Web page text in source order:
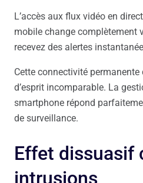
L’accès aux flux vidéo en
mobile change complètement
recevez des alertes
Cette connectivité
d’esprit incomparable. La
smartphone répond
de surveillance.
Effet dissuasif
intrusions